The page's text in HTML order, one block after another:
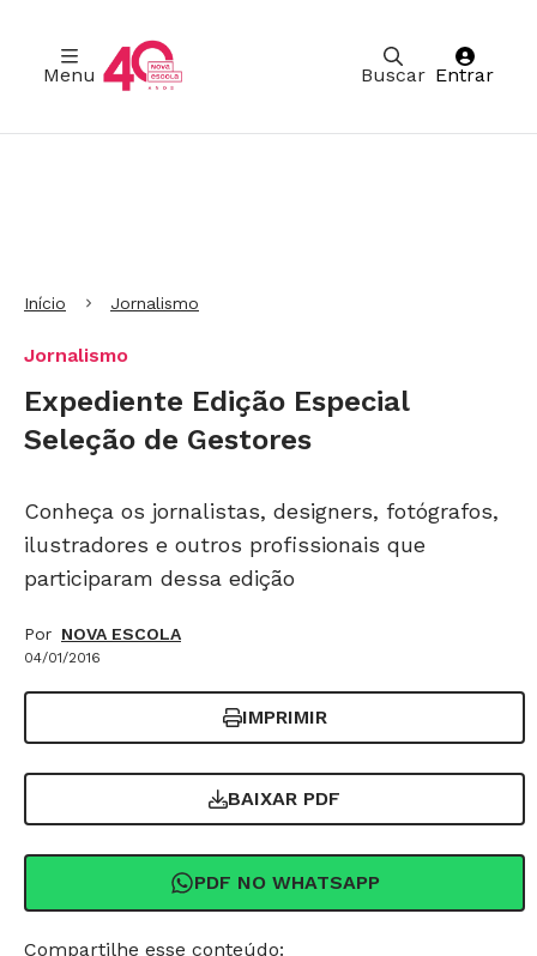
Buscar
Menu Entrar
Início Jornalismo
Jornalismo
Expediente Edição Especial
Seleção de Gestores
Conheça os jornalistas, designers, fotógrafos,
ilustradores e outros profissionais que
participaram dessa edição
Por NOVA ESCOLA
04/01/2016
IMPRIMIR
BAIXAR PDF
PDF NO WHATSAPP
Compartilhe esse conteúdo: